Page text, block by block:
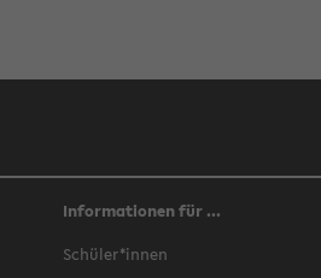
Informationen für ...
Schü­ler*innen